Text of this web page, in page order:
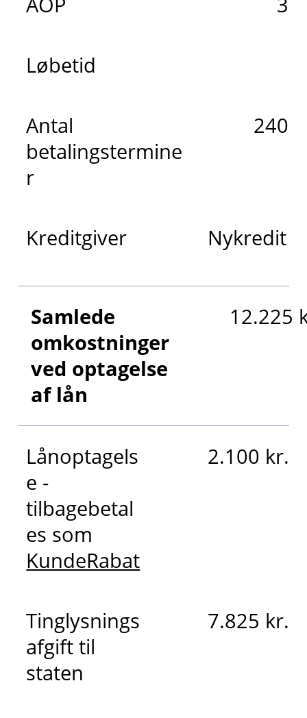
Løbetid
Antal
betalingstermine
r
240
Kreditgiver Nykredit
Samlede
omkostninger
ved optagelse
af lån
12.225
Lånoptagels
e -
tilbagebetal
es som
KundeRabat
2.100 kr.
Tinglysnings
afgift til
staten
7.825 kr.